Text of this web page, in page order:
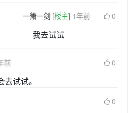
一箫一剑 [楼主] 1年前 0
我去试试
前 0
去试试。
0